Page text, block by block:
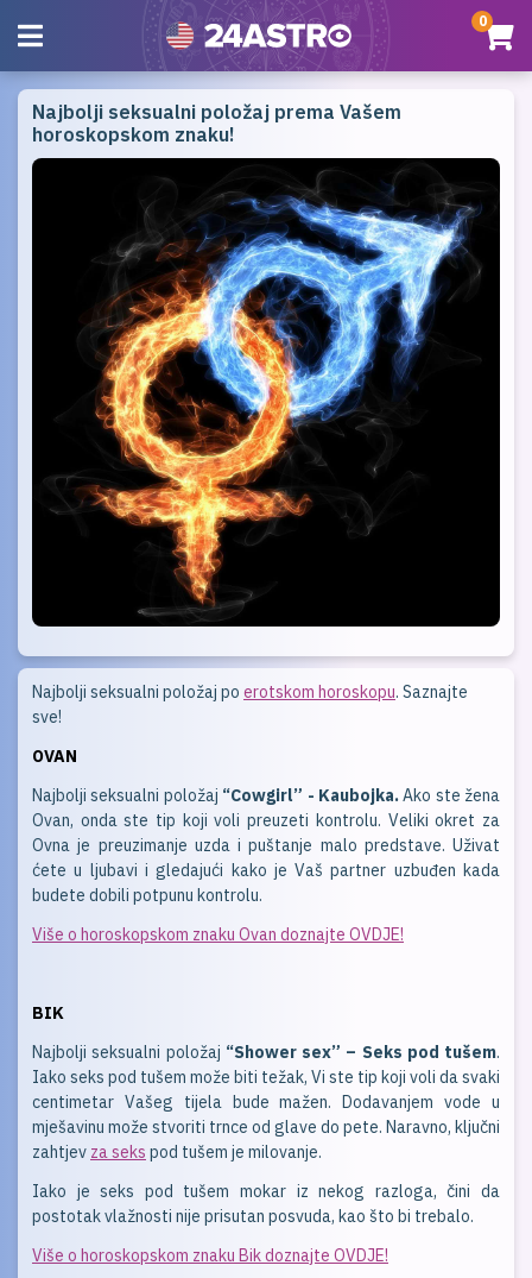
0
Najbolji seksualni položaj prema Vašem
horoskopskom znaku!
Najbolji seksualni položaj po erotskom horoskopu. Saznajte
sve!
OVAN
Najbolji seksualni položaj “Cowgirl” - Kaubojka.Ako ste žena
Ovan, onda ste tip koji voli preuzeti kontrolu. Veliki okret za
Ovna je preuzimanje uzda i puštanje malo predstave. Uživat
ćete u ljubavi i gledajući kako je Vaš partner uzbuđen kada
budete dobili potpunu kontrolu.
Više o horoskopskom znaku Ovan doznajte OVDJE!
BIK
Najbolji seksualni položaj “Shower sex” – Seks pod tušem.
Iako seks pod tušem može biti težak, Vi ste tip koji voli da svaki
centimetar Vašeg tijela bude mažen. Dodavanjem vode u
mješavinu može stvoriti trnce od glave do pete. Naravno, ključni
zahtjev za seks pod tušem je milovanje.
Iako je seks pod tušem mokar iz nekog razloga, čini da
postotak vlažnosti nije prisutan posvuda, kao što bi trebalo.
Više o horoskopskom znaku Bik doznajte OVDJE!